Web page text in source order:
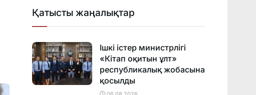
Қатысты жаңалықтар
Ішкі істер министрлігі
«Кітап оқитын ұлт»
республикалық жобасына
қосылды